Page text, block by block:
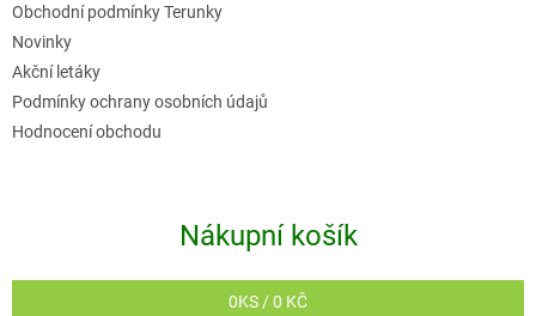
Obchodní podmínky Terunky
Novinky
Akční letáky
Podmínky ochrany osobních údajů
Hodnocení obchodu
Nákupní košík
0KS /0 KČ